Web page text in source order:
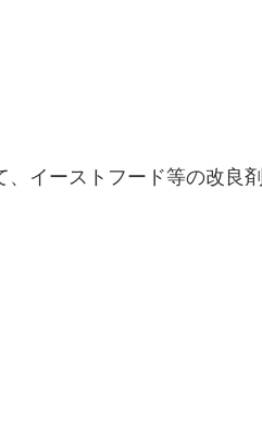
イーストフード等の改良剤